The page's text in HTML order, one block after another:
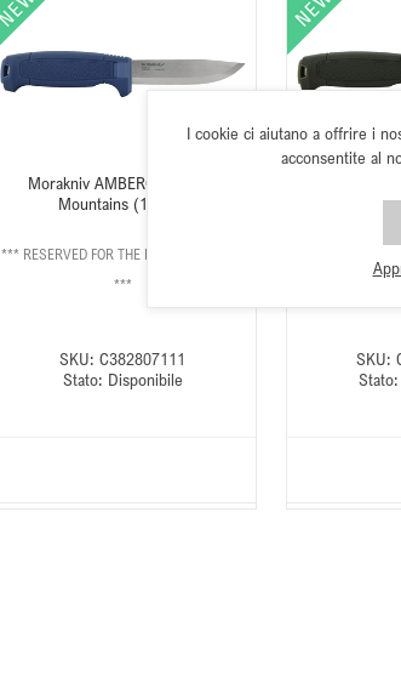
Morakniv AMBERG (S) Blue
Mountains (14743)
*** RESERVED FOR THE ITALIAN MARKET
***
SKU: C382807111
Stato: Disponibile
SKU:
Stato:
I cookie ci aiutano a offrire i
acconsentite al